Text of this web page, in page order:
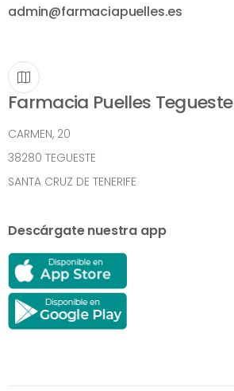
admin@farmaciapuelles.es
Farmacia Puelles Tegueste
CARMEN, 20
38280 TEGUESTE
SANTA CRUZ DE TENERIFE
Descárgate nuestra app